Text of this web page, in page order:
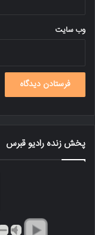
وب‌ سایت
پخش زنده رادیو قبرس